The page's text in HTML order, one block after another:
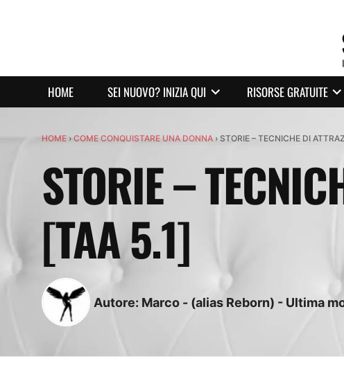
HOME SEI NUOVO? INIZIA QUI RISORSE GRATUITE
HOME ›COME CONQUISTARE UNA DONNA ›STORIE – TECNICHE DI
STORIE –
[TAA 5.1]
Autore: Marco - (alias Reborn) - Ultima